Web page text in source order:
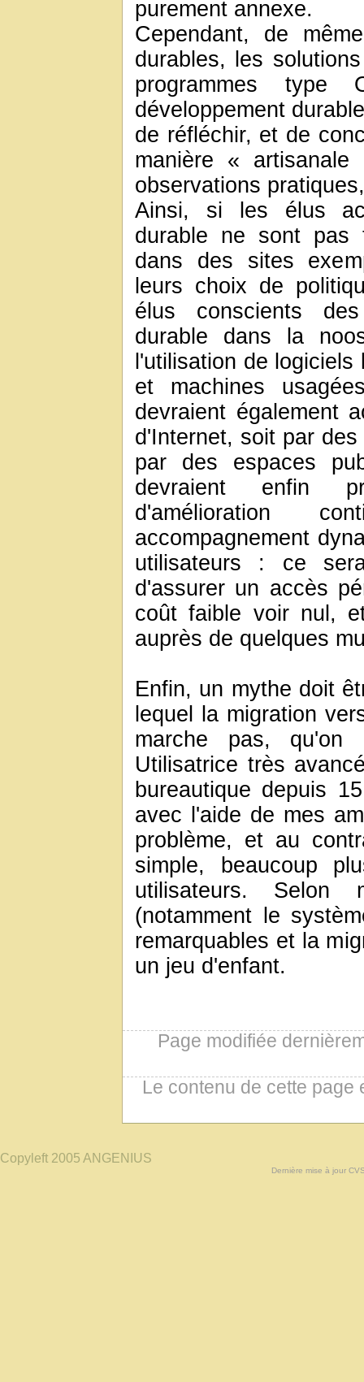
purement annexe.
Cependant, de
durables, les
programmes
développement
de réfléchir, et de
manière «
observations
Ainsi, si les élus
durable ne sont pas
dans des sites
leurs choix de
élus conscients
durable dans la
l'utilisation de
et machines
devraient également
d'Internet, soit par
par des espaces
devraient enfin
d'amélioration
accompagnement
utilisateurs : ce
d'assurer un accès
coût faible voir nul,
auprès de quelques
Enfin, un mythe doit
lequel la migration
marche pas,
Utilisatrice très
bureautique depuis
avec l'aide de mes
problème, et au
simple, beaucoup
utilisateurs.
(notamment le
remarquables et la
un jeu d'enfant.
Page modifiée
Le contenu de cette
Copyleft 2005 ANGENIUS
Dernière mise à jour